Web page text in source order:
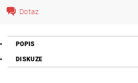
Dotaz
POPIS
DISKUZE